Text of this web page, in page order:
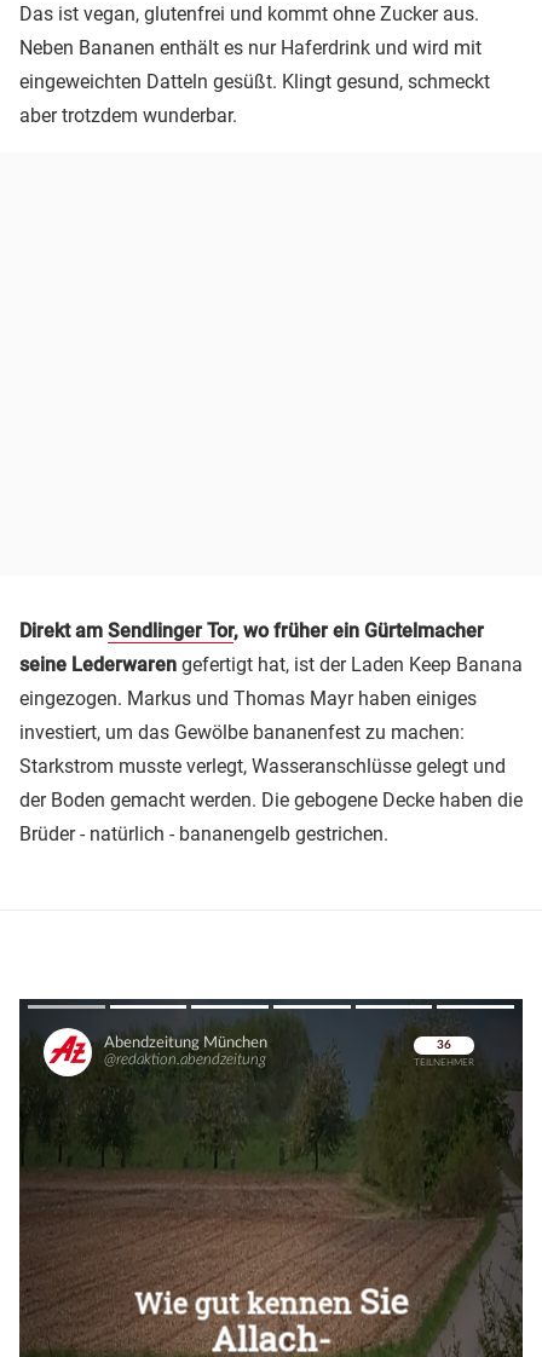
Das ist vegan, glutenfrei und kommt ohne Zucker aus.
Neben Bananen enthält es nur Haferdrink und wird mit
eingeweichten Datteln gesüßt. Klingt gesund, schmeckt
aber trotzdem wunderbar.
Direkt am Sendlinger Tor, wo früher ein Gürtelmacher
seine Lederwaren gefertigt hat, ist der Laden Keep Banana
eingezogen. Markus und Thomas Mayr haben einiges
investiert, um das Gewölbe bananenfest zu machen:
Starkstrom musste verlegt, Wasseranschlüsse gelegt und
der Boden gemacht werden. Die gebogene Decke haben die
Brüder - natürlich - bananengelb gestrichen.
Überspringen
Überspringen